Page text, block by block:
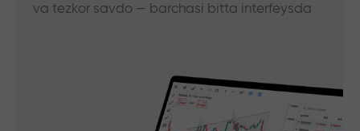
va tezkor savdo — barchasi bitta interfeysda